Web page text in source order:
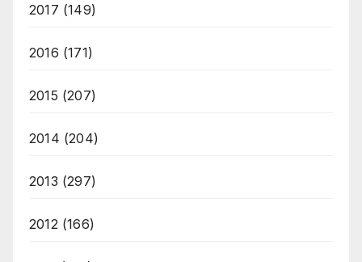
2017 (149)
2016 (171)
2015 (207)
2014 (204)
2013 (297)
2012 (166)